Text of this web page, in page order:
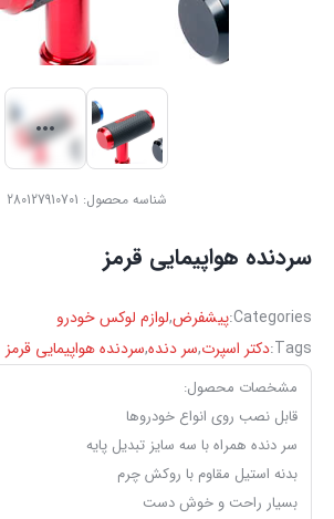
شناسه محصول: 280127910701
سردنده هواپیمایی قرمز
Categories:پیشفرض,لوازم لوکس خودرو
Tags: دکتر اسپرت,سر دنده,سردنده هواپیمایی قرمز
مشخصات محصول:
قابل نصب روی انواع خودروها
سر دنده همراه با سه سایز تبدیل پایه
بدنه استیل مقاوم با روکش چرم
بسیار راحت و خوش دست